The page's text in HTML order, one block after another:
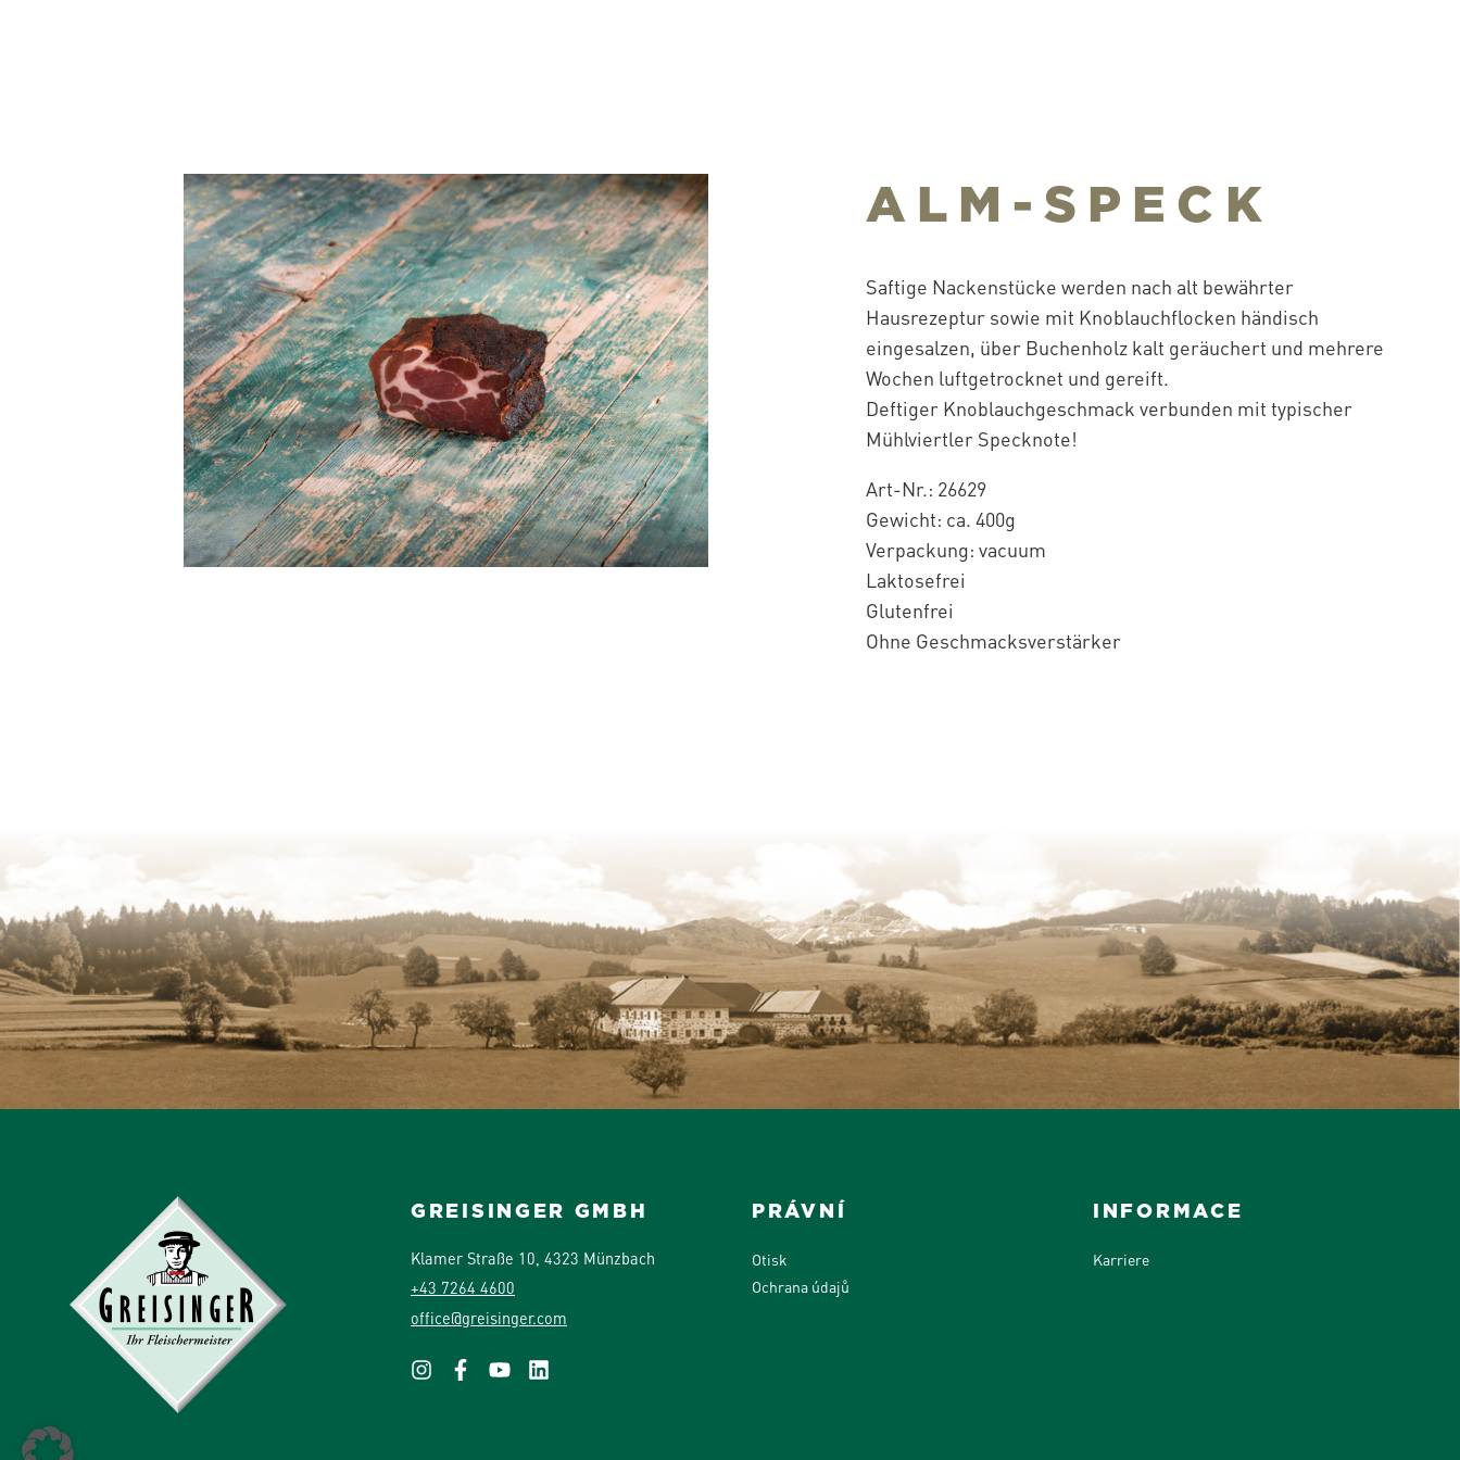
ALM-SPECK
Saftige Nackenstücke werden nach alt bewährter
Hausrezeptur sowie mit Knoblauchflocken händisch
eingesalzen, über Buchenholz kalt geräuchert und mehrere
Wochen luftgetrocknet und gereift.
Deftiger Knoblauchgeschmack verbunden mit typischer
Mühlviertler Specknote!
Art-Nr.: 26629
Gewicht: ca. 400g
Verpackung: vacuum
Laktosefrei
Glutenfrei
Ohne Geschmacksverstärker
GREISINGER GMBH
Klamer Straße 10, 4323 Münzbach
+43 7264 4600
office@greisinger.com
PRÁVNÍ
Otisk
Ochrana údajů
INFORMACE
Karriere